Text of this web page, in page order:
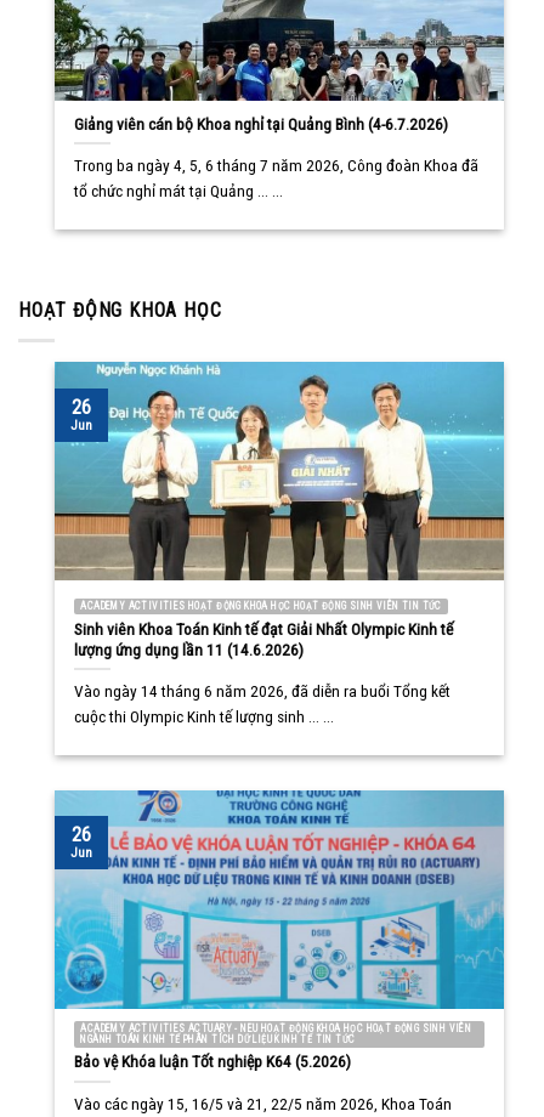
Giảng viên cán bộ Khoa nghỉ tại Quảng Bình (4-6.7.2026)
Trong ba ngày 4, 5, 6 tháng 7 năm 2026, Công đoàn Khoa đã
tổ chức nghỉ mát tại Quảng ... ...
HOẠT ĐỘNG KHOA HỌC
ACADEMY ACTIVITIES HOẠT ĐỘNG KHOA HỌC HOẠT ĐỘNG SINH VIÊN TIN TỨC
Sinh viên Khoa Toán Kinh tế đạt Giải Nhất Olympic Kinh tế
lượng ứng dụng lần 11 (14.6.2026)
Vào ngày 14 tháng 6 năm 2026, đã diễn ra buổi Tổng kết
cuộc thi Olympic Kinh tế lượng sinh ... ...
26
Jun
ACADEMY ACTIVITIES ACTUARY - NEU HOẠT ĐỘNG KHOA HỌC HOẠT ĐỘNG SINH VIÊN
NGÀNH TOÁN KINH TẾ PHÂN TÍCH DỮ LIỆU KINH TẾ TIN TỨC
Bảo vệ Khóa luận Tốt nghiệp K64 (5.2026)
Vào các ngày 15, 16/5 và 21, 22/5 năm 2026, Khoa Toán
26
Jun